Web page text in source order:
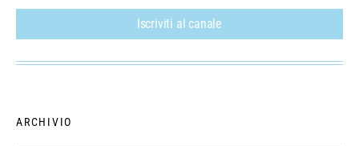
Iscriviti al canale
ARCHIVIO